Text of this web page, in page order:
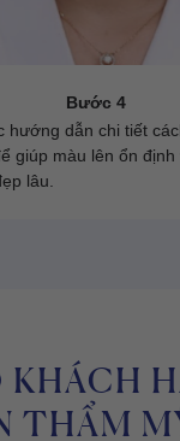
Bước 4
hướng dẫn chi tiết
giúp màu lên ổn
lâu.
KHÁCH
THẨM